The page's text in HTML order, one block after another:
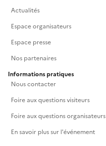
Actualités
Espace organisateurs
Espace presse
Nos partenaires
Informations pratiques
Nous contacter
Foire aux questions visiteurs
Foire aux questions organisateurs
En savoir plus sur l'événement